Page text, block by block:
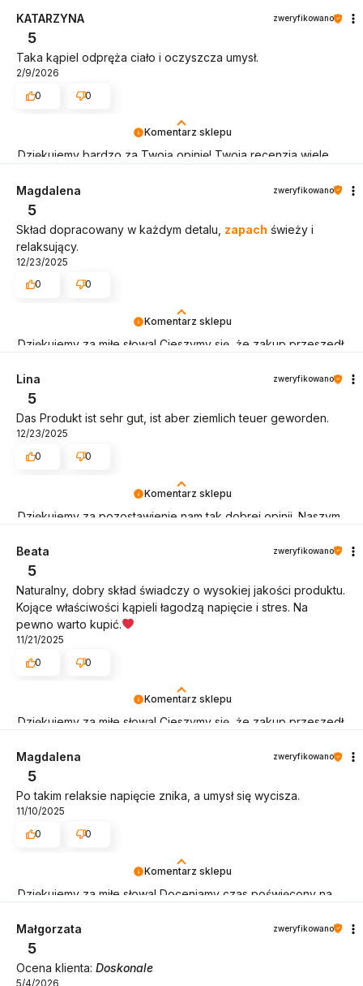
potwierdza nasze wysiłki - dziękujemy raz jeszcze i mamy
nadzieję - do szybkiego zobaczenia!
Komentarz sklepu
Dziękujemy bardzo za Twoją opinię! Twoja recenzja wiele
właściwym torze :) Z pozdrowieniami, obsługa sklepu.
KATARZYNA zweryfikowano
5
Taka kąpiel odpręża ciało i oczyszcza umysł.
2/9/2026
0
0
Komentarz sklepu
Dziękujemy za miłe słowa! Cieszymy się, że zakup przeszedł
obsługę tak świetnym klientom. Dziękujemy raz jeszcze!
Magdalena zweryfikowano
5
Skład dopracowany w każdym detalu, zapach świeży i
relaksujący.
12/23/2025
0
0
Komentarz sklepu
Dziękujemy za pozostawienie nam tak dobrej opinii. Naszym
potwierdza nasze wysiłki - dziękujemy raz jeszcze i mamy
nadzieję - do szybkiego zobaczenia!
Lina zweryfikowano
5
Das Produkt ist sehr gut, ist aber ziemlich teuer geworden.
12/23/2025
0
0
Komentarz sklepu
Dziękujemy za miłe słowa! Cieszymy się, że zakup przeszedł
obsługę tak świetnym klientom. Dziękujemy raz jeszcze!
Beata zweryfikowano
5
Naturalny, dobry skład świadczy o wysokiej jakości produktu.
Kojące właściwości kąpieli łagodzą napięcie i stres. Na
pewno warto kupić.
11/21/2025
0
0
Komentarz sklepu
Dziękujemy za miłe słowa! Doceniamy czas poświęcony na
szczęśliwi, że mamy takich klientów. Z pozdrowieniami,
obsługa sklepu.
Magdalena zweryfikowano
5
Po takim relaksie napięcie znika, a umysł się wycisza.
11/10/2025
0
0
Małgorzata zweryfikowano
5
Ocena klienta: Doskonale
5/4/2026